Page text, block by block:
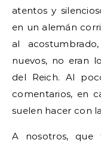
atentos y
en un alemán
al
nuevos, no eran
del Reich. Al
comentarios, en
suelen hacer con
A nosotros, que